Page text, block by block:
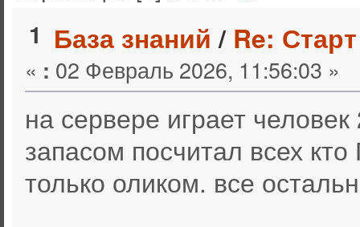
1 База знаний / Re:
« : 02 Февраль 2026, 11:56:03 »
на сервере играет
запасом посчитал всех
только оликом. все